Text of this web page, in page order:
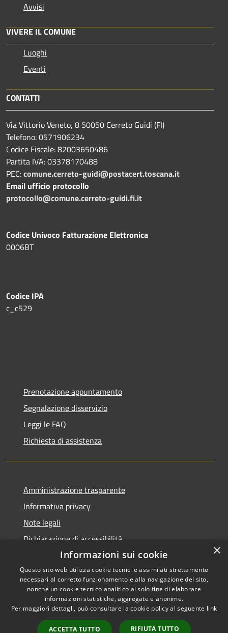
Avvisi
VIVERE IL COMUNE
Luoghi
Eventi
CONTATTI
Via Vittorio Veneto, 8 50050 Cerreto Guidi (FI)
Telefono: 0571906234
Codice Fiscale: 82003650486
Partita IVA: 03378170488
PEC:comune.cerreto-guidi@postacert.toscana.it
Email ufficio protocollo
protocollo@comune.cerreto-guidi.fi.it
Codice Univoco Fatturazione Elettronica
0006BT
Codice IPA
c_c529
Prenotazione appuntamento
Segnalazione disservizio
Leggi le FAQ
Richiesta di assistenza
Amministrazione trasparente
Informativa privacy
Note legali
Dichiarazione di accessibilità
Accessibilità
Privacy
Copyright © 2026 • Comune di
Cerreto Guidi • Powered by
Municipium
Accesso
redazione
×
Informazioni sui cookie
Questo sito web utilizza cookie tecnici e assimilati strettamente
necessari al corretto funzionamento e alla navigazione del sito,
nonché un cookie tecnico analitico al solo fine di elaborare
informazioni statistiche, aggregate e anonime.
Per maggiori dettagli, può consultare la cookie policy al seguente link
ACCETTA TUTTO RIFIUTA TUTTO